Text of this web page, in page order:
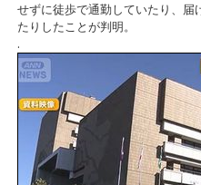
せずに徒歩で通勤していたり、届
たりしたことが判明。
.